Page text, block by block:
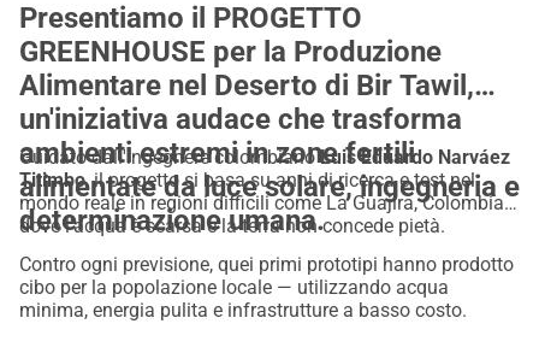
Presentiamo il PROGETTO
GREENHOUSE per la Produzione
Alimentare nel Deserto di Bir Tawil ,
un'iniziativa audace che trasforma
ambienti estremi in zone fertili
alimentate da luce solare, ingegneria e
determinazione umana.
Guidato dall'ingegnere colombianoLuis Eduardo Narváez
Titimbo, il progetto si basa su anni di ricerca e test nel
mondo reale in regioni difficili come La Guajira, Colombia,
dove l'acqua è scarsa e la terra non concede pietà.
Contro ogni previsione, quei primi prototipi hanno prodotto
cibo per la popolazione locale — utilizzando acqua
minima, energia pulita e infrastrutture a basso costo.